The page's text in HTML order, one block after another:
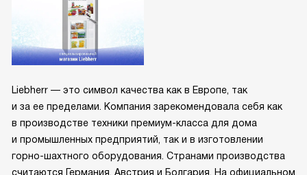
Liebherr — это символ качества как в Европе, так
и за ее пределами. Компания зарекомендовала себя как
в производстве техники премиум-класса для дома
и промышленных предприятий, так и в изготовлении
горно-шахтного оборудования. Странами производства
считаются Германия, Австрия и Болгария. На официальном